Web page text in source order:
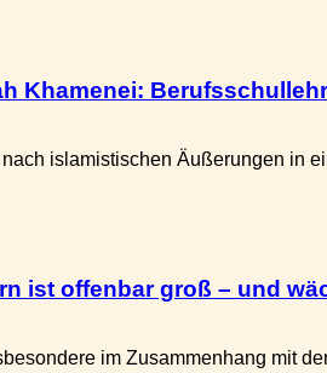
Khamenei:
islamistischen Äußerungen in
ist offenbar groß – und
im Zusammenhang mit